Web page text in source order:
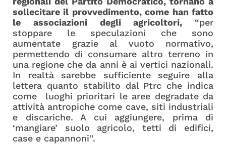
sollecitare il provvedimento, come han fatto
le associazioni degli agricoltori,
“per
stoppare le speculazioni che sono
aumentate grazie al vuoto normativo,
permettendo di consumare altro terreno in
una regione che da anni è ai vertici nazionali.
In realtà sarebbe sufficiente seguire alla
lettera quanto stabilito dal Ptrc che indica
come
luoghi prioritari le aree degradate da
attività antropiche come cave, siti industriali
e discariche. A cui aggiungere, prima di
‘mangiare’ suolo agricolo, tetti di edifici,
case e capannoni”.